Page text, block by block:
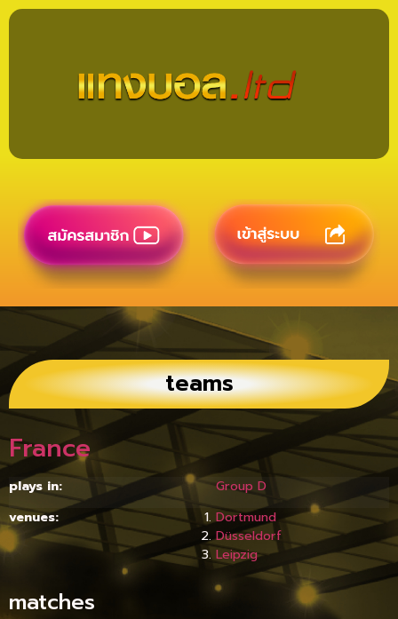
teams
France
plays in:
Group D
venues:
Dortmund
Düsseldorf
Leipzig
matches